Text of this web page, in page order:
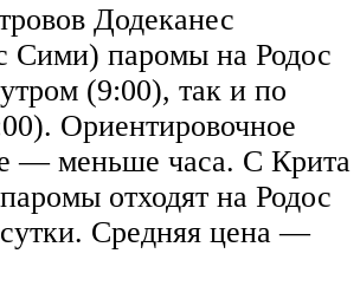
Додеканес
Сими) паромы на Родос
(9:00), так и по
Ориентировочное
— меньше часа. С Крита
отходят на Родос
Средняя цена —